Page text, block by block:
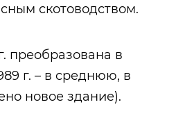
скотоводством.
преобразована в
г. – в среднюю, в
новое здание).